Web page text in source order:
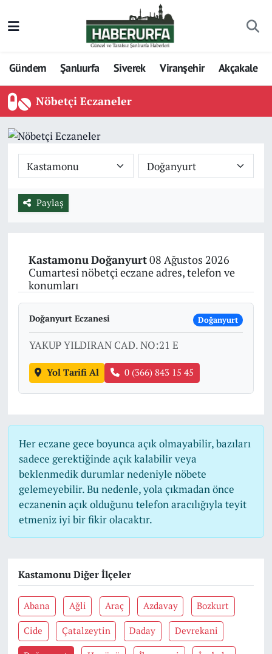
Gündem Şanlıurfa Siverek Viranşehir Akçakale
Nöbetçi Eczaneler
Paylaş
KastamonuDoğanyurt08 Ağustos 2026
Cumartesi nöbetçi eczane adres, telefon ve
konumları
Doğanyurt Eczanesi Doğanyurt
YAKUP YILDIRAN CAD. NO:21 E
Yol Tarifi Al 0 (366) 843 15 45
Her eczane gece boyunca açık olmayabilir, bazıları
sadece gerektiğinde açık kalabilir veya
beklenmedik durumlar nedeniyle nöbete
gelemeyebilir. Bu nedenle, yola çıkmadan önce
eczanenin açık olduğunu telefon aracılığıyla teyit
etmeniz iyi bir fikir olacaktır.
Kastamonu Diğer İlçeler
Abana Ağli Araç Azdavay Bozkurt
Cide Çatalzeytin Daday Devrekani